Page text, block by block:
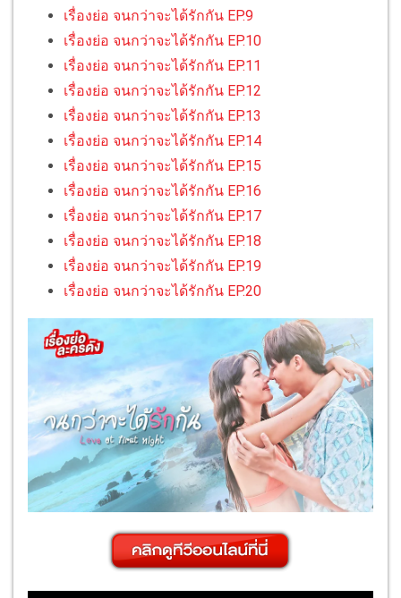
เรื่องย่อ จนกว่าจะได้รักกัน EP.9
เรื่องย่อ จนกว่าจะได้รักกัน EP.10
เรื่องย่อ จนกว่าจะได้รักกัน EP.11
เรื่องย่อ จนกว่าจะได้รักกัน EP.12
เรื่องย่อ จนกว่าจะได้รักกัน EP.13
เรื่องย่อ จนกว่าจะได้รักกัน EP.14
เรื่องย่อ จนกว่าจะได้รักกัน EP.15
เรื่องย่อ จนกว่าจะได้รักกัน EP.16
เรื่องย่อ จนกว่าจะได้รักกัน EP.17
เรื่องย่อ จนกว่าจะได้รักกัน EP.18
เรื่องย่อ จนกว่าจะได้รักกัน EP.19
เรื่องย่อ จนกว่าจะได้รักกัน EP.20